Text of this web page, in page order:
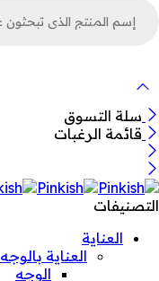
سلة التسوق
قائمة الرغبات
التصنيفات
العناية
العناية بالوجه
الوجه